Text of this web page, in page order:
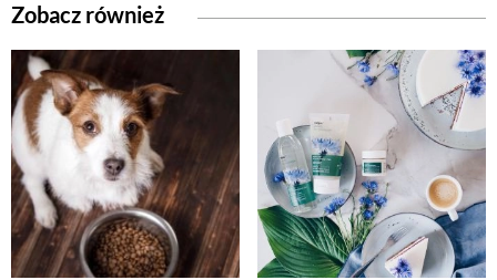
Zobacz również